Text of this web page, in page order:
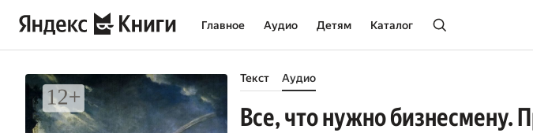
Главное Аудио Детям Каталог
Текст Аудио
Все, что нужно бизнесмену.